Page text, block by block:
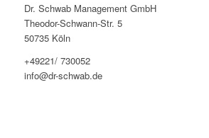
Dr. Schwab Management GmbH
Theodor-Schwann-Str. 5
50735 Köln
+49221/ 730052
info@dr-schwab.de